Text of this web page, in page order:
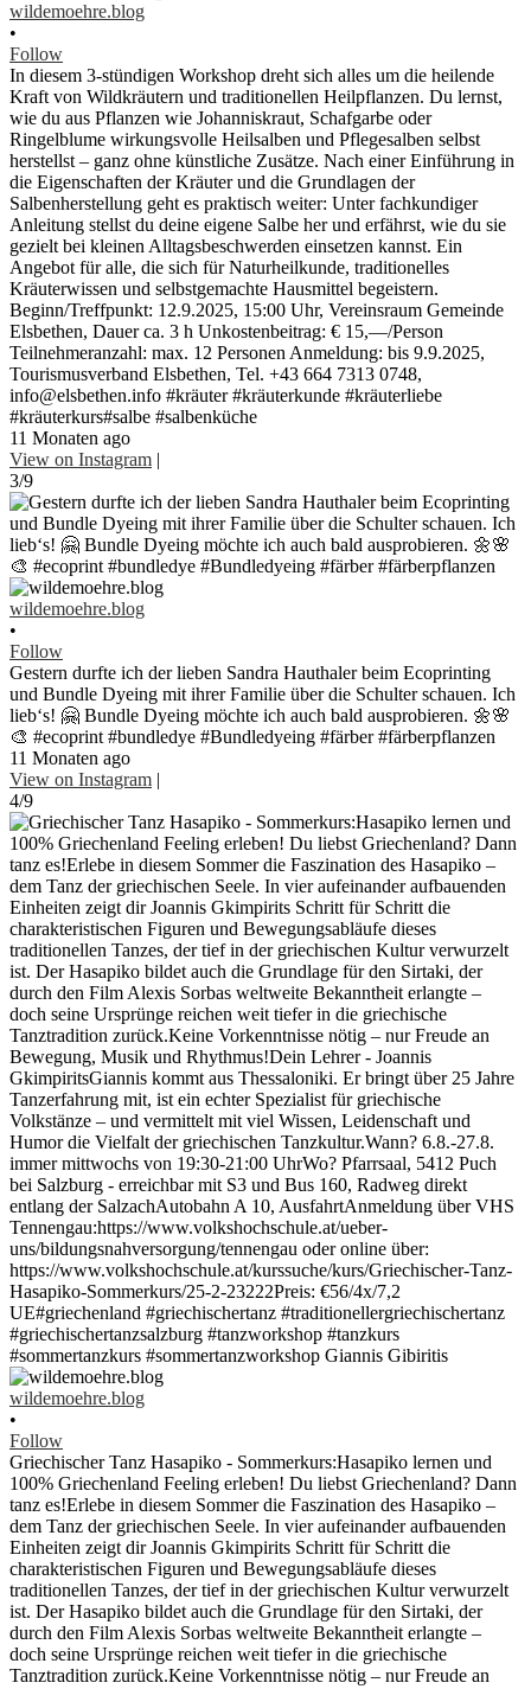
wildemoehre.blog
•
Follow
In diesem 3-stündigen Workshop dreht sich alles um die heilende
Kraft von Wildkräutern und traditionellen Heilpflanzen. Du lernst,
wie du aus Pflanzen wie Johanniskraut, Schafgarbe oder
Ringelblume wirkungsvolle Heilsalben und Pflegesalben selbst
herstellst – ganz ohne künstliche Zusätze. Nach einer Einführung in
die Eigenschaften der Kräuter und die Grundlagen der
Salbenherstellung geht es praktisch weiter: Unter fachkundiger
Anleitung stellst du deine eigene Salbe her und erfährst, wie du sie
gezielt bei kleinen Alltagsbeschwerden einsetzen kannst. Ein
Angebot für alle, die sich für Naturheilkunde, traditionelles
Kräuterwissen und selbstgemachte Hausmittel begeistern.
Beginn/Treffpunkt: 12.9.2025, 15:00 Uhr, Vereinsraum Gemeinde
Elsbethen, Dauer ca. 3 h Unkostenbeitrag: € 15,—/Person
Teilnehmeranzahl: max. 12 Personen Anmeldung: bis 9.9.2025,
Tourismusverband Elsbethen, Tel. +43 664 7313 0748,
info@elsbethen.info #kräuter #kräuterkunde #kräuterliebe
#kräuterkurs#salbe #salbenküche
11 Monaten ago
View on Instagram |
3/9
wildemoehre.blog
•
Follow
Gestern durfte ich der lieben Sandra Hauthaler beim Ecoprinting
und Bundle Dyeing mit ihrer Familie über die Schulter schauen. Ich
lieb‘s! 🤗 Bundle Dyeing möchte ich auch bald ausprobieren. 🌼🌸
🎨 #ecoprint #bundledye #Bundledyeing #färber #färberpflanzen
11 Monaten ago
View on Instagram |
4/9
wildemoehre.blog
•
Follow
Griechischer Tanz Hasapiko - Sommerkurs:Hasapiko lernen und
100% Griechenland Feeling erleben! Du liebst Griechenland? Dann
tanz es!Erlebe in diesem Sommer die Faszination des Hasapiko –
dem Tanz der griechischen Seele. In vier aufeinander aufbauenden
Einheiten zeigt dir Joannis Gkimpirits Schritt für Schritt die
charakteristischen Figuren und Bewegungsabläufe dieses
traditionellen Tanzes, der tief in der griechischen Kultur verwurzelt
ist. Der Hasapiko bildet auch die Grundlage für den Sirtaki, der
durch den Film Alexis Sorbas weltweite Bekanntheit erlangte –
doch seine Ursprünge reichen weit tiefer in die griechische
Tanztradition zurück.Keine Vorkenntnisse nötig – nur Freude an